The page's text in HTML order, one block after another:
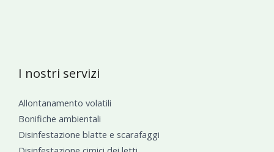
I nostri servizi
Allontanamento volatili
Bonifiche ambientali
Disinfestazione blatte e scarafaggi